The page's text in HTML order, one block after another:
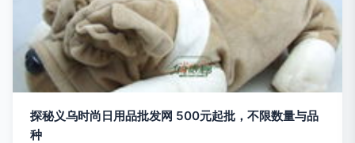
探秘义乌时尚日用品批发网 500元起批，不限数量与品
种